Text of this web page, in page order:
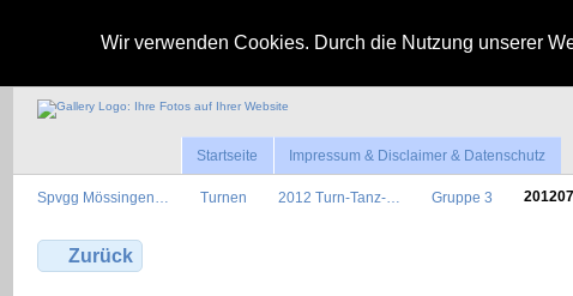
Wir verwenden Cookies. Durch die Nutzung unserer
Startseite Impressum & Disclaimer & Datenschutz
Spvgg Mössingen… Turnen 2012 Turn-Tanz-… Gruppe 3
Zurück